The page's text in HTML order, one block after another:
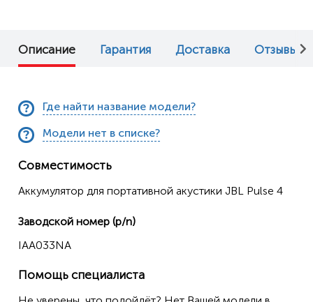
Описание Гарантия Доставка Отзывы (0)
Где найти название модели?
Модели нет в списке?
Совместимость
Аккумулятор для портативной акустики JBL Pulse 4
Заводской номер (p/n)
IAA033NA
Помощь специалиста